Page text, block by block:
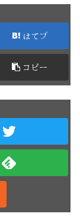
はてブ
コピー